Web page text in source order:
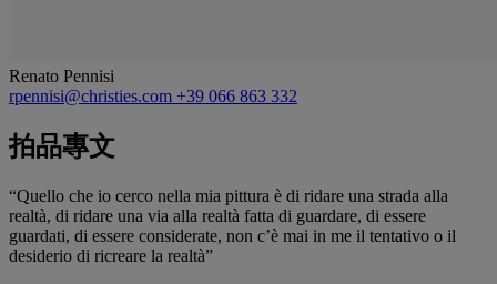
Renato Pennisi
rpennisi@christies.com +39 066 863 332
拍品專文
“Quello che io cerco nella mia pittura è di ridare una strada alla
realtà, di ridare una via alla realtà fatta di guardare, di essere
guardati, di essere considerate, non c’è mai in me il tentativo o il
desiderio di ricreare la realtà”